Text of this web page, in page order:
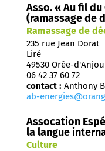
Asso. « Au fil
(ramassage de
Ramassage de
235 rue Jean Dorat
Liré
49530 Orée-d'Anjou
06 42 37 60 72
contact : Anthony
ab-
Assocation
la langue
Culture